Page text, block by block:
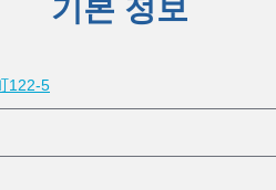
기본 정보
122-5